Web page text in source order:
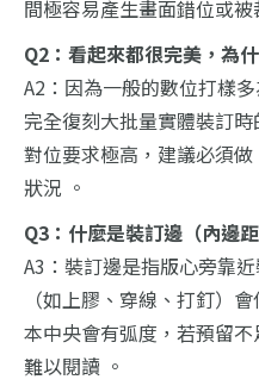
間極容易產生畫面錯位或被
Q2：看起來都很完美，為
A2：因為一般的數位打樣
完全復刻大批量實體裝訂
對位要求極高，建議必須
狀況 。
Q3：什麼是裝訂邊（內邊
A3：裝訂邊是指版心旁靠
（如上膠、穿線、打釘）
本中央會有弧度，若預留
難以閱讀 。